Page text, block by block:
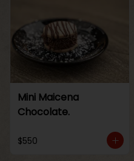
Mini Maicena
Chocolate.
$550